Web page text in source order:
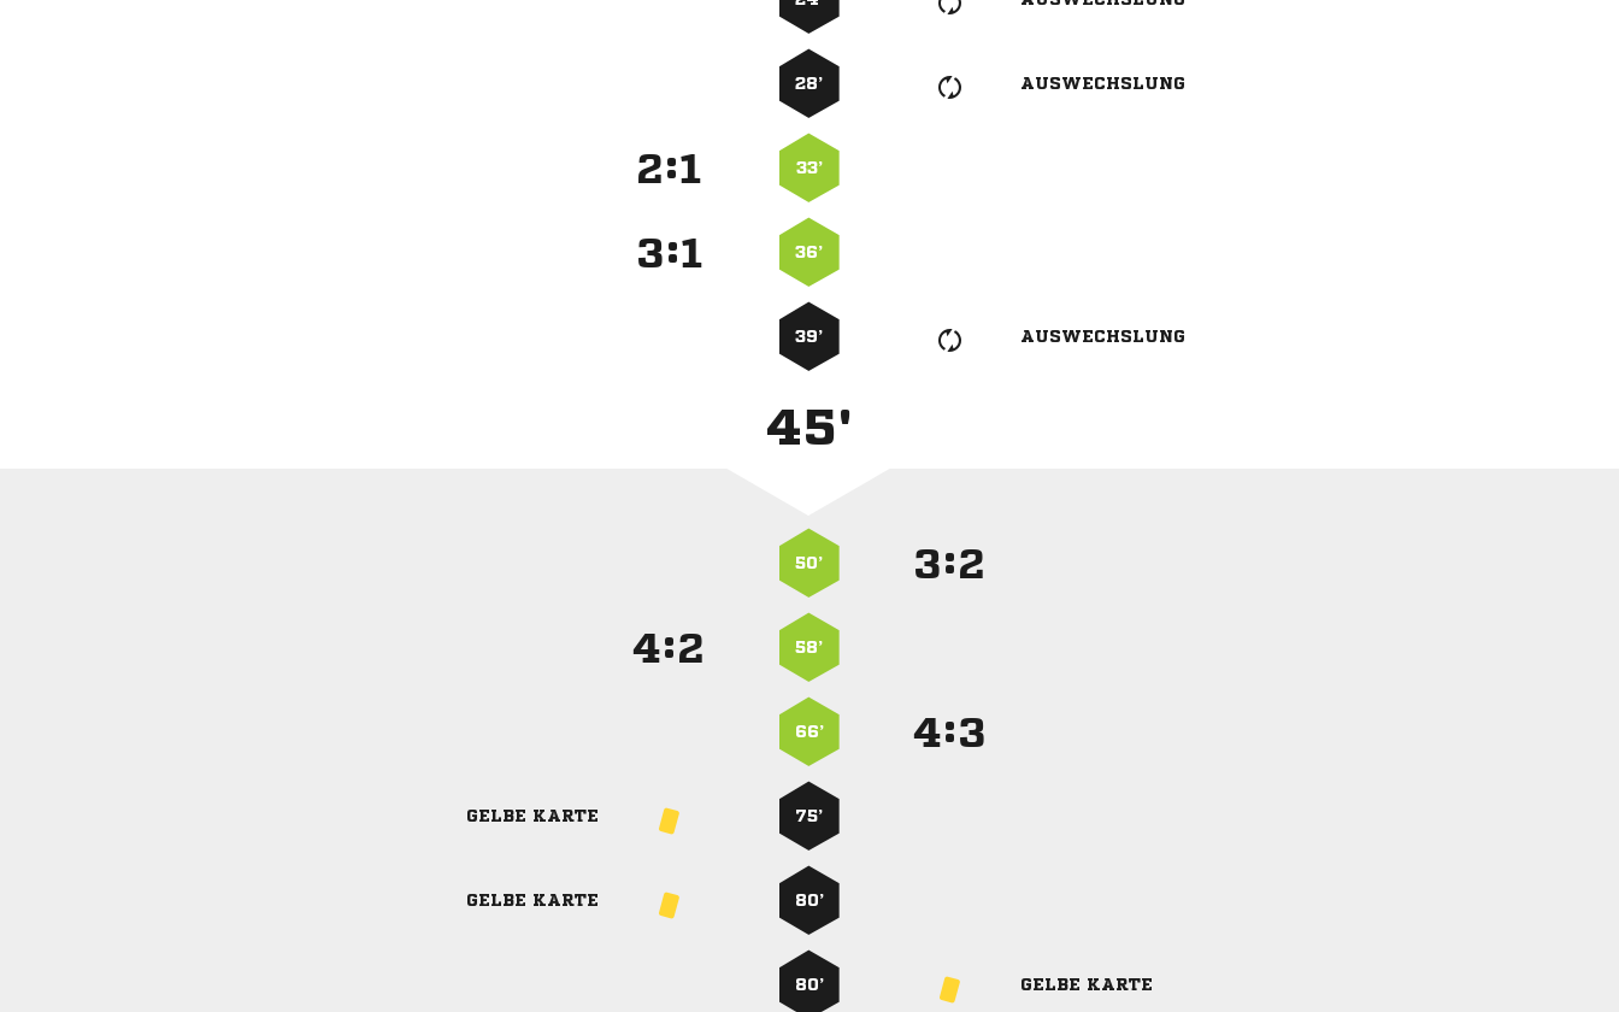
28’ AUSWECHSLUNG
: 33’
: 36’
39’ AUSWECHSLUNG
45'
50’ :
: 58’
66’ :
GELBE KARTE 75’
GELBE KARTE 80’
80’ GELBE KARTE